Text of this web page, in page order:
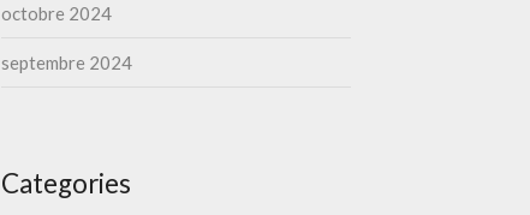
octobre 2024
septembre 2024
Categories